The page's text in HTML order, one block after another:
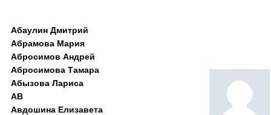
Абаулин Дмитрий
Абрамова Мария
Абросимов Андрей
Абросимова Тамара
Абызова Лариса
АВ
Авдошина Елизавета